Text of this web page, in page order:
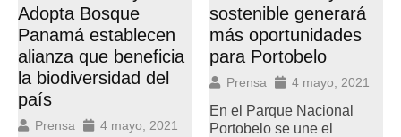
Adopta Bosque
Panamá establecen
alianza que beneficia
la biodiversidad del
país
Prensa 4 mayo, 2021
sostenible generará
más oportunidades
para Portobelo
Prensa 4 mayo, 2021
En el Parque Nacional
Portobelo se une el